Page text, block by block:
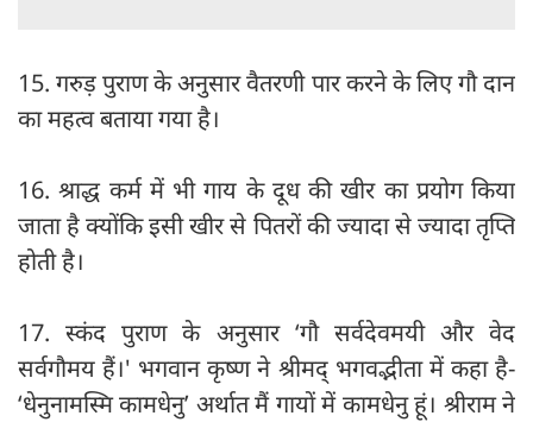
15. गरुड़ पुराण के अनुसार वैतरणी पार करने के लिए गौ दान
का महत्व बताया गया है।
16. श्राद्ध कर्म में भी गाय के दूध की खीर का प्रयोग किया
जाता है क्योंकि इसी खीर से पितरों की ज्यादा से ज्यादा तृप्ति
होती है।
17. स्कंद पुराण के अनुसार ‘गौ सर्वदेवमयी और वेद
सर्वगौमय हैं।' भगवान कृष्ण ने श्रीमद् भगवद्भीता में कहा है-
‘धेनुनामस्मि कामधेनु’ अर्थात मैं गायों में कामधेनु हूं। श्रीराम ने